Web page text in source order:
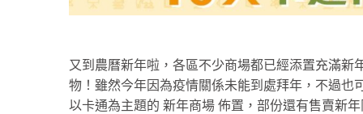
又到農曆新年啦，各區不少商場都已經添置充滿
物！雖然今年因為疫情關係未能到處拜年，不過
以卡通為主題的 新年商場 佈置，部份還有售賣新